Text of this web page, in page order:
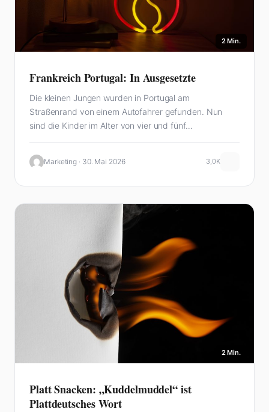
2 Min.
Frankreich Portugal: In Ausgesetzte
Die kleinen Jungen wurden in Portugal am
Straßenrand von einem Autofahrer gefunden. Nun
sind die Kinder im Alter von vier und fünf…
Marketing · 30. Mai 2026 3,0K
2 Min.
Platt Snacken: „Kuddelmuddel“ ist
Plattdeutsches Wort